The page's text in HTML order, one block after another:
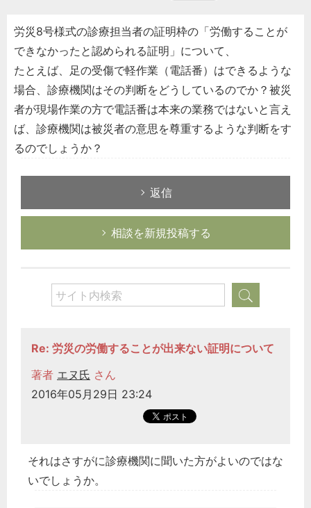
労災8号様式の診療担当者の証明枠の「労働することが
できなかったと認められる証明」について、
たとえば、足の受傷で軽作業（電話番）はできるような
場合、診療機関はその判断をどうしているのでか？被災
者が現場作業の方で電話番は本来の業務ではないと言え
ば、診療機関は被災者の意思を尊重するような判断をす
るのでしょうか？
返信
相談を新規投稿する
Re: 労災の労働することが出来ない証明について
著者 エヌ氏 さん
2016年05月29日 23:24
それはさすがに診療機関に聞いた方がよいのではな
いでしょうか。